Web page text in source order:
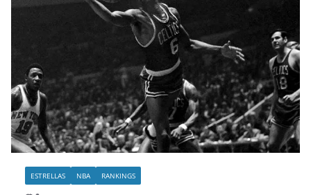
ESTRELLAS NBA RANKINGS